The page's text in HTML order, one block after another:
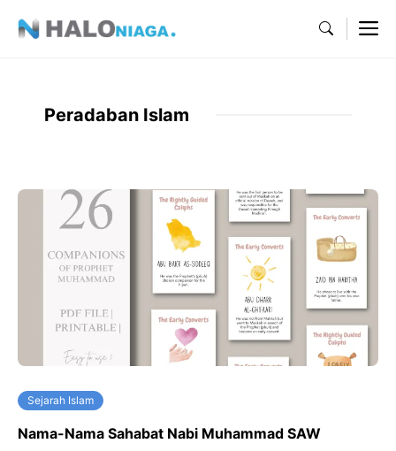
Peradaban Islam
Sejarah Islam
Nama-Nama Sahabat Nabi Muhammad SAW